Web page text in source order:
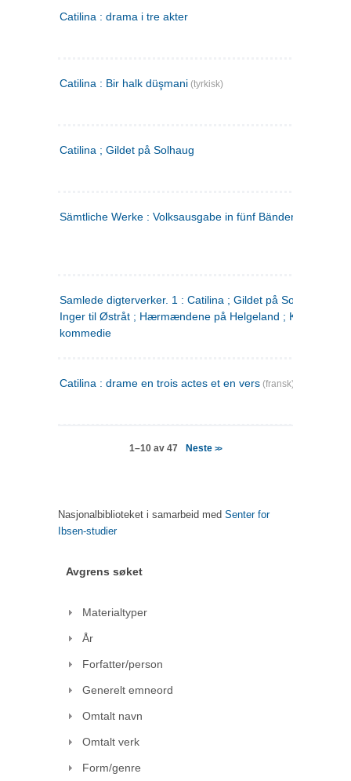
Catilina : drama i tre akter
Catilina : Bir halk düşmani (tyrkisk)
Catilina ; Gildet på Solhaug
Sämtliche Werke : Volksausgabe in fünf Bänden
Samlede digterverker. 1 : Catilina ; Gildet på Solhaug ; Fru
Inger til Østråt ; Hærmændene på Helgeland ;
kommedie
Catilina : drame en trois actes et en vers (fransk)
1–10 av 47 Neste>>
Nasjonalbiblioteket i samarbeid med Senter for
Ibsen-studier
Avgrens søket
Materialtyper
År
Forfatter/person
Generelt emneord
Omtalt navn
Omtalt verk
Form/genre